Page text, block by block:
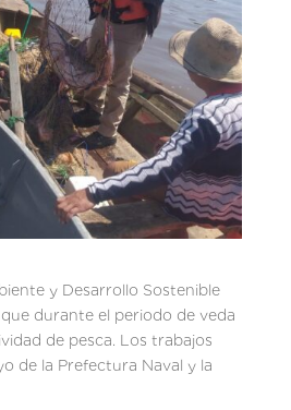
y Desarrollo Sostenible
durante el periodo de veda
de pesca. Los trabajos
de la Prefectura Naval y la